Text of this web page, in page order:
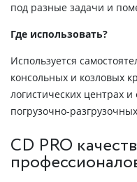
под разные задачи и
Где использовать?
Используется
консольных и козловых
логистических центрах и
погрузочно-
CD PRO